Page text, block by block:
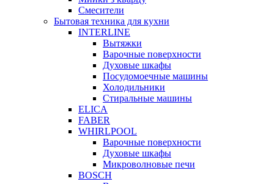
Смесители
Бытовая техника для кухни
INTERLINE
Вытяжки
Варочные поверхности
Духовые шкафы
Посудомоечные машины
Холодильники
Стиральные машины
ELICA
FABER
WHIRLPOOL
Варочные поверхности
Духовые шкафы
Микроволновые печи
BOSCH